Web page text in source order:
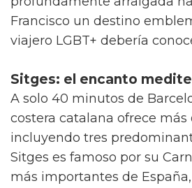
Francisco un destino
viajero LGBT+ debería
Sitges: el encanto
A solo 40 minutos de
costera catalana ofrece más
incluyendo tres
Sitges es famoso por su
más importantes de